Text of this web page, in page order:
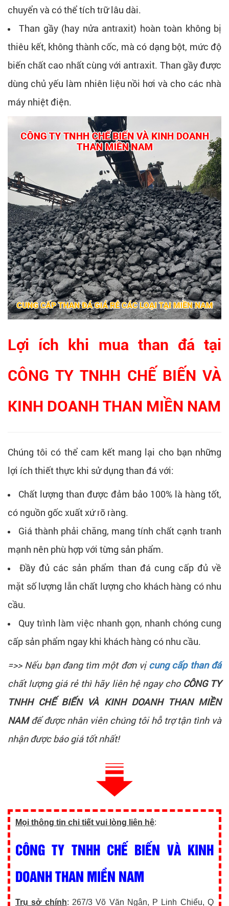
chuyển và có thể tích trữ lâu dài.
Than gầy (hay nửa antraxit) hoàn toàn không bị
thiêu kết, không thành cốc, mà có dạng bột, mức độ
biến chất cao nhất cùng với antraxit. Than gầy được
dùng chủ yếu làm nhiên liệu nồi hơi và cho các nhà
máy nhiệt điện.
Lợi ích khi mua than đá tại
CÔNG TY TNHH CHẾ BIẾN VÀ
KINH DOANH THAN MIỀN NAM
Chúng tôi có thể cam kết mang lại cho bạn những
lợi ích thiết thực khi sử dụng than đá với:
Chất lượng than được đảm bảo 100% là hàng tốt,
có nguồn gốc xuất xứ rõ ràng.
Giá thành phải chăng, mang tính chất cạnh tranh
mạnh nên phù hợp với từng sản phẩm.
Đầy đủ các sản phẩm than đá cung cấp đủ về
mặt số lượng lẫn chất lượng cho khách hàng có nhu
cầu.
Quy trình làm việc nhanh gọn, nhanh chóng cung
cấp sản phẩm ngay khi khách hàng có nhu cầu.
=>> Nếu bạn đang tìm một đơn vịcung cấp than đá
chất lượng giá rẻ thì hãy liên hệ ngay cho CÔNG TY
TNHH CHẾ BIẾN VÀ KINH DOANH THAN MIỀN
NAMđể được nhân viên chúng tôi hỗ trợ tận tình và
nhận được báo giá tốt nhất!
Mọi thông tin chi tiết vui lòng liên hệ:
CÔNG TY TNHH CHẾ BIẾN VÀ KINH
DOANH THAN MIỀN NAM
Trụ sở chính: 267/3 Võ Văn Ngân, P Linh Chiểu, Q